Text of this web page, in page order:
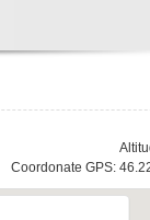
Coordonate GPS: